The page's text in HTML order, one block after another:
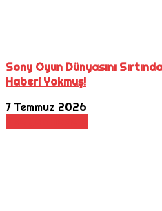
Sony Oyun Dünyasını
Haberi Yokmuş!
7 Temmuz 2026